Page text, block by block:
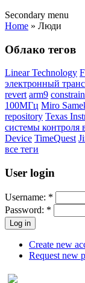
Secondary menu
Home » Люди
Облако тегов
Linear Technology
электронный
revert arm9
100МГц Miro
repository Texas
системы контроля
Device TimeQuest
все теги
User login
Username: *
Password: *
Create new
Request new